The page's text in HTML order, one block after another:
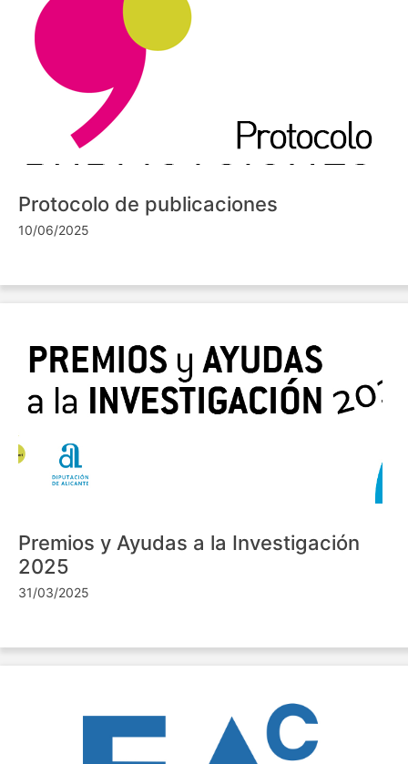
Protocolo de publicaciones
10/06/2025
Premios y Ayudas a la Investigación
2025
31/03/2025